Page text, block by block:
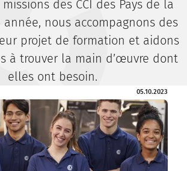
des CCI des Pays de la
année, nous accompagnons des
projet de formation et aidons
à trouver la main d’œuvre dont
elles ont besoin.
05.10.2023